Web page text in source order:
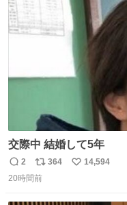
交際中 結婚して5年
返
信
2
リ
ポ
364
い
14,594
20時間前